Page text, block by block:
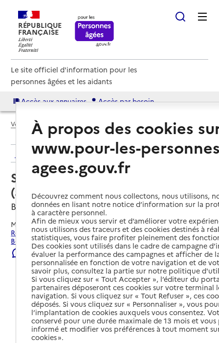
RÉPUBLIQUE
FRANÇAISE
Le site officiel d'information pour les
personnes âgées et les aidants
Accès aux annuaires Accès par besoin
Voir le fil d’Ariane
Retour aux résultats de l'annuaire
Service autonomie à domicile
(aide) – Aesad Sérénidom
Béziers, HERAULT
Mis à jour le23/07/2026
Rechercher les établissements et services autour de
Béziers.
Signaler une erreur
À propos des cookies
www.pour-les-
agees.gouv.fr
Découvrez comment nous collectons, nous utilisons,
données en lisant notre notice d’information sur la
à caractère personnel.
Afin de mieux vous servir et d’améliorer votre
nous utilisons des traceurs et des cookies destinés à
statistiques, vous faire profiter pleinement des
Des cookies sont utilisés dans le cadre de campagne
évaluer la performance des campagnes et afficher de
personnalisée en fonction de votre navigation et de
savoir plus, consultez la partie sur notre politique
Si vous cliquez sur « Tout Accepter », l’éditeur du
partenaires déposeront ces cookies sur votre terminal
navigation. Si vous cliquez sur « Tout Refuser », ces
déposés. Si vous cliquez sur « Personnaliser », vous
l’implantation de cookies auxquels vous consentez.
conservé pour une durée maximale de 13 mois et
informé et modifier vos préférences à tout moment
cookies ».